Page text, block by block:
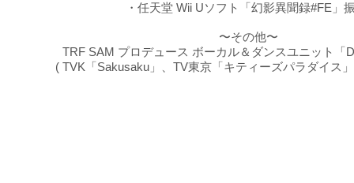
・任天堂 Wii Uソフト「幻影異聞録#FE」
〜その他〜
TRF SAM プロデュース ボーカル＆ダンスユニット「
( TVK「Sakusaku」、TV東京「キティーズパラダイス